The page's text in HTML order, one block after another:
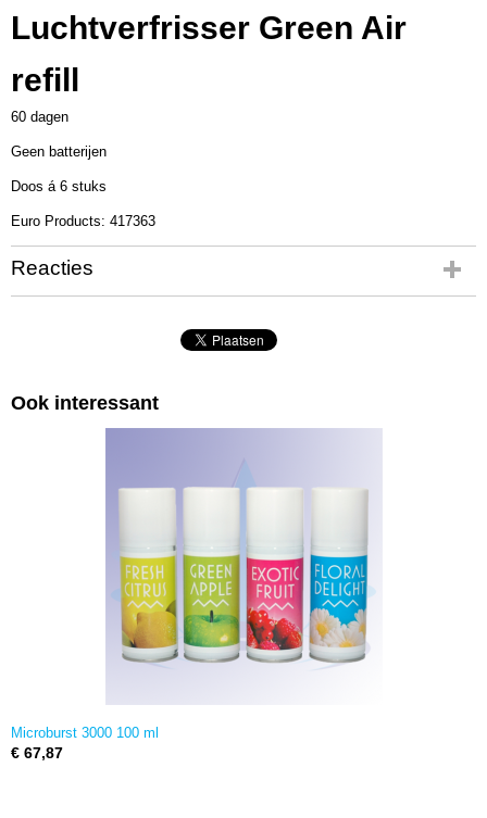
Luchtverfrisser Green Air
refill
60 dagen
Geen batterijen
Doos á 6 stuks
Euro Products: 417363
Reacties
Ook interessant
Microburst 3000 100 ml
€ 67,87